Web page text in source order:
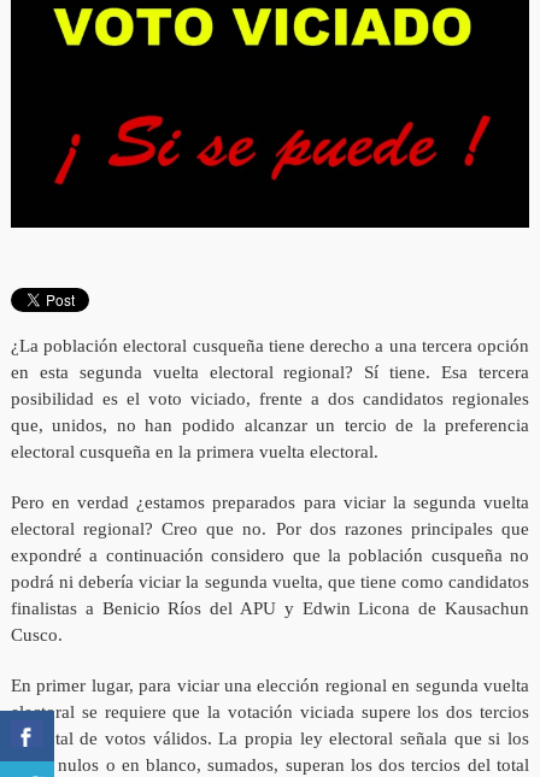
¿La población electoral cusqueña tiene derecho a una tercera opción
en esta segunda vuelta electoral regional? Sí tiene. Esa tercera
posibilidad es el voto viciado, frente a dos candidatos regionales
que, unidos, no han podido alcanzar un tercio de la preferencia
electoral cusqueña en la primera vuelta electoral.
Pero en verdad ¿estamos preparados para viciar la segunda vuelta
electoral regional? Creo que no. Por dos razones principales que
expondré a continuación considero que la población cusqueña no
podrá ni debería viciar la segunda vuelta, que tiene como candidatos
finalistas a Benicio Ríos del APU y Edwin Licona de Kausachun
Cusco.
En primer lugar, para viciar una elección regional en segunda vuelta
electoral se requiere que la votación viciada supere los dos tercios
del total de votos válidos. La propia ley electoral señala que si los
votos nulos o en blanco, sumados, superan los dos tercios del total